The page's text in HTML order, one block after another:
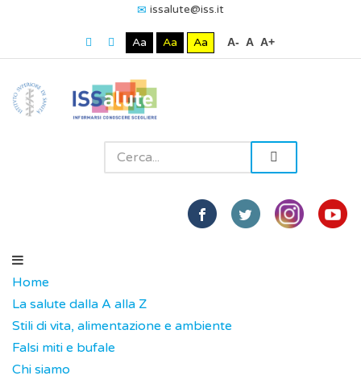
issalute@iss.it
Aa Aa Aa A- A A+
Home
La salute dalla A alla Z
Stili di vita, alimentazione e ambiente
Falsi miti e bufale
Chi siamo